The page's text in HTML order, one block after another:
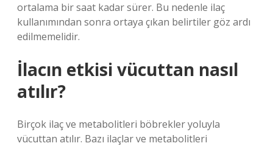
ortalama bir saat kadar sürer. Bu nedenle ilaç
kullanımından sonra ortaya çıkan belirtiler göz ardı
edilmemelidir.
İlacın etkisi vücuttan nasıl
atılır?
Birçok ilaç ve metabolitleri böbrekler yoluyla
vücuttan atılır. Bazı ilaçlar ve metabolitleri